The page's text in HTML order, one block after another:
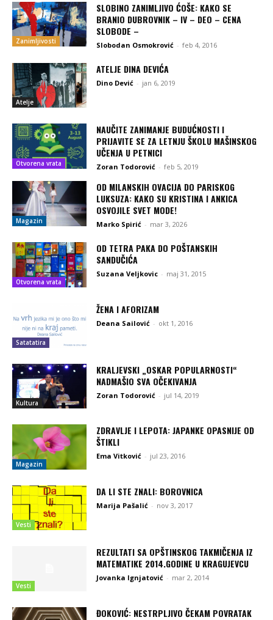
Zanimljivosti
SLOBINO ZANIMLJIVO ĆOŠE: KAKO SE
BRANIO DUBROVNIK – IV – DEO – CENA
SLOBODE –
Slobodan Osmokrović - feb 4, 2016
Atelje
ATELJE DINA DEVIĆA
Dino Dević - jan 6, 2019
Otvorena vrata
NAUČITE ZANIMANJE BUDUĆNOSTI I
PRIJAVITE SE ZA LETNJU ŠKOLU MAŠINSKOG
UČENJA U PETNICI
Zoran Todorović - feb 5, 2019
Magazin
OD MILANSKIH OVACIJA DO PARISKOG
LUKSUZA: KAKO SU KRISTINA I ANKICA
OSVOJILE SVET MODE!
Marko Spirić - mar 3, 2026
Otvorena vrata
OD TETRA PAKA DO POŠTANSKIH
SANDUČIĆA
Suzana Veljkovic - maj 31, 2015
Satatatira
ŽENA I AFORIZAM
Deana Sailović - okt 1, 2016
Kultura
KRALJEVSKI „OSKAR POPULARNOSTI“
NADMAŠIO SVA OČEKIVANJA
Zoran Todorović - jul 14, 2019
Magazin
ZDRAVLJE I LEPOTA: JAPANKE OPASNIJE OD
ŠTIKLI
Ema Vitković - jul 23, 2016
Vesti
DA LI STE ZNALI: BOROVNICA
Marija Pašalić - nov 3, 2017
Vesti
REZULTATI SA OPŠTINSKOG TAKMIČENJA IZ
MATEMATIKE 2014.GODINE U KRAGUJEVCU
Jovanka Ignjatović - mar 2, 2014
ĐOKOVIĆ: NESTRPLJIVO ČEKAM POVRATAK